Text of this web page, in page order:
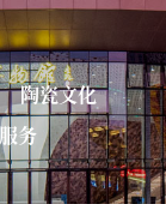
陶瓷文化
务